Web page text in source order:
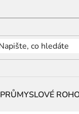
PRŮMYSLOVÉ